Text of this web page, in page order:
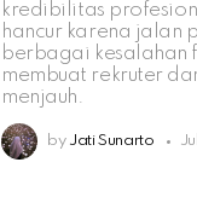
kredibilitas
hancur karena jalan
berbagai kesalahan
membuat rekruter
menjauh.
by Jati Sunarto